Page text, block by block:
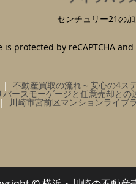
センチュリー21の
is protected by reCAPTCHA
不動産買取の流れ～安心の4ス
バースモーゲージと任意売却との
川崎市宮前区マンションライブ